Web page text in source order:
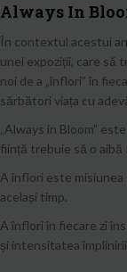
Always In
În contextul acestui
unei expoziții, care să
noi de a „înflori” în
sărbători viața cu
„Always in Bloom”
ființă trebuie să o aibă
A înflori este misiunea
același timp.
A înflori în fiecare zi
și intensitatea